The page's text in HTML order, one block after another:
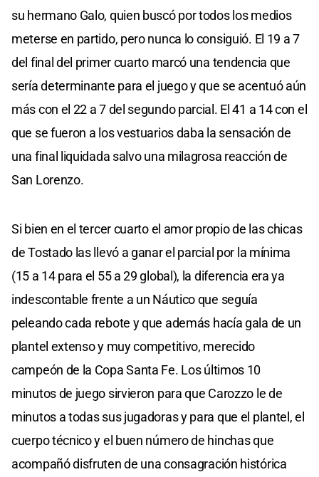
su hermano Galo, quien buscó por todos los medios
meterse en partido, pero nunca lo consiguió. El 19 a 7
del final del primer cuarto marcó una tendencia que
sería determinante para el juego y que se acentuó aún
más con el 22 a 7 del segundo parcial. El 41 a 14 con el
que se fueron a los vestuarios daba la sensación de
una final liquidada salvo una milagrosa reacción de
San Lorenzo.
Si bien en el tercer cuarto el amor propio de las chicas
de Tostado las llevó a ganar el parcial por la mínima
(15 a 14 para el 55 a 29 global), la diferencia era ya
indescontable frente a un Náutico que seguía
peleando cada rebote y que además hacía gala de un
plantel extenso y muy competitivo, merecido
campeón de la Copa Santa Fe. Los últimos 10
minutos de juego sirvieron para que Carozzo le de
minutos a todas sus jugadoras y para que el plantel, el
cuerpo técnico y el buen número de hinchas que
acompañó disfruten de una consagración histórica